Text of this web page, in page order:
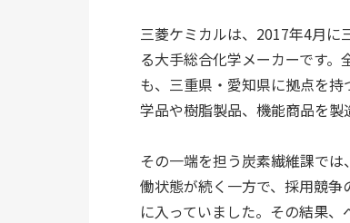
三菱ケミカルは、2017年4月に
る大手総合化学メーカーです
も、三重県・愛知県に拠点を
学品や樹脂製品、機能商品を製
その一端を担う炭素繊維課で
働状態が続く一方で、採用競
に入っていました。その結果